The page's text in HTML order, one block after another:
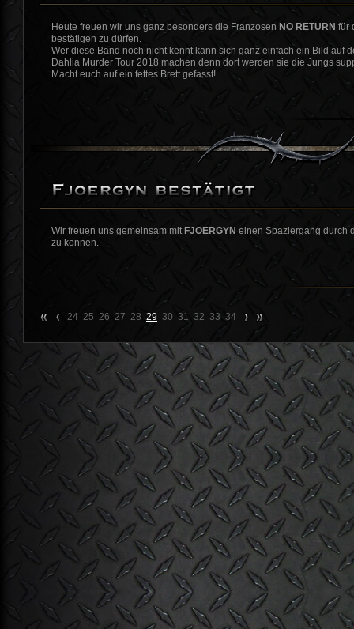
Heute freuen wir uns ganz besonders die Franzosen NO RETURN für
bestätigen zu dürfen.
Wer diese Band noch nicht kennt kann sich ganz einfach ein Bild auf
Dahlia Murder Tour 2018 machen denn dort werden sie die Jungs
Macht euch auf ein fettes Brett gefasst!
Wir freuen uns gemeinsam mit FJOERGYN einen Spaziergang durch
zu können.
24 25 26 27 28 29 30 31 32 33 34